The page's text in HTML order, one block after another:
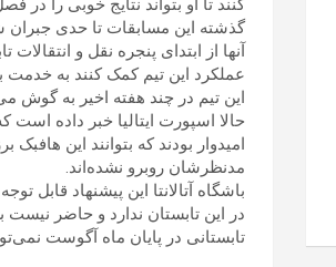
کنند تا او بتواند نتایج خوبی را
گذشته این مسابقات تا حدی جبران
آنها از ابتدای پنجره نقل و
عملکرد این تیم کمک کنند به خدمت
این تیم در چند هفته اخیر به گوش
امیدوار بودند که بتوانند این
مدنظرشان روبرو نشده‌اند.
باشگاه آتالانتا این پیشنهاد قابل
در این تابستان ندارد و حاضر
تابستانی در پایان ماه آگوست